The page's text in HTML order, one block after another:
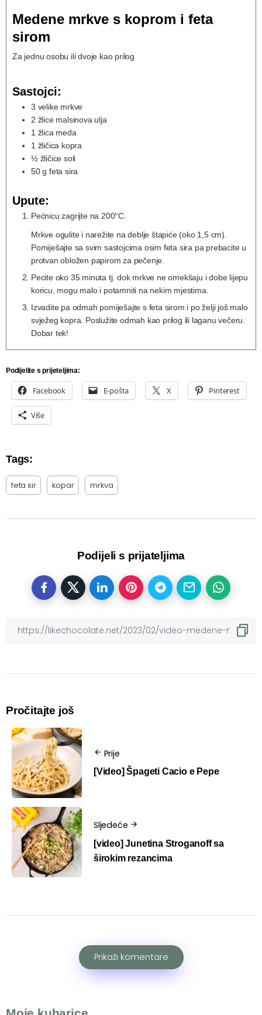
Medene mrkve s koprom i feta
sirom
Za jednu osobu ili dvoje kao prilog
Sastojci:
3 velike mrkve
2 žlice malsinova ulja
1 žlica meda
1 žličica kopra
½ žličice soli
50 g feta sira
Upute:
Pećnicu zagrijte na 200°C.
Mrkve ogulite i narežite na deblje štapiće (oko 1,5 cm).
Pomiješajte sa svim sastojcima osim feta sira pa prebacite u
protvan obložen papirom za pečenje.
Pecite oko 35 minuta tj. dok mrkve ne omekšaju i dobe lijepu
koricu, mogu malo i potamniti na nekim mjestima.
Izvadite pa odmah pomiješajte s feta sirom i po želji još malo
svježeg kopra. Poslužite odmah kao prilog ili laganu večeru.
Dobar tek!
Podijelite s prijeteljima:
Facebook E-pošta X Pinterest
Više
Tags:
feta sir kopar mrkva
Podijeli s prijateljima
Pročitajte još
Prije
[Video] Špageti Cacio e Pepe
Sljedeće
[video] Junetina Stroganoff sa
širokim rezancima
Prikaži komentare